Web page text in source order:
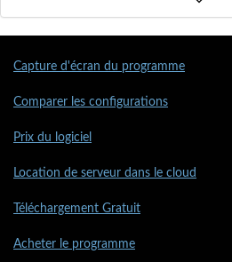
Capture d'écran du programme
Comparer les configurations
Prix du logiciel
Location de serveur dans le cloud
Téléchargement Gratuit
Acheter le programme